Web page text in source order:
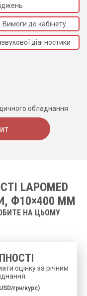
Вимоги до кабінету
діагностики
обладнання
LAPOMED
Ф10×400 ММ
НА ЦЬОМУ
оцінку за річним
грн/курс)